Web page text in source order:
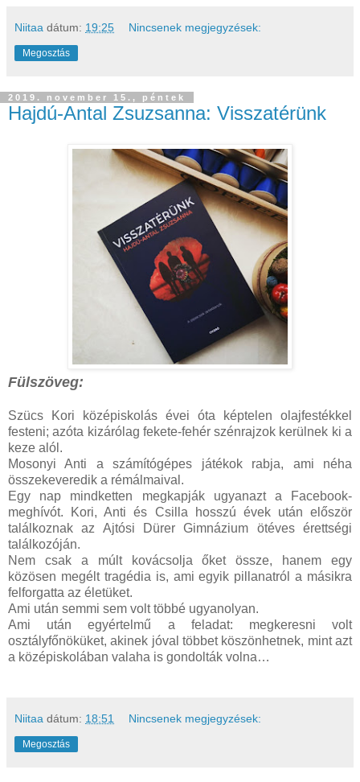
Niitaa dátum: 19:25 Nincsenek megjegyzések:
Megosztás
2019. november 15., péntek
Hajdú-Antal Zsuzsanna: Visszatérünk
Fülszöveg:
Szücs Kori középiskolás évei óta képtelen olajfestékkel
festeni; azóta kizárólag fekete-fehér szénrajzok kerülnek ki a
keze alól.
Mosonyi Anti a számítógépes játékok rabja, ami néha
összekeveredik a rémálmaival.
Egy nap mindketten megkapják ugyanazt a Facebook-
meghívót. Kori, Anti és Csilla hosszú évek után először
találkoznak az Ajtósi Dürer Gimnázium ötéves érettségi
találkozóján.
Nem csak a múlt kovácsolja őket össze, hanem egy
közösen megélt tragédia is, ami egyik pillanatról a másikra
felforgatta az életüket.
Ami után semmi sem volt többé ugyanolyan.
Ami után egyértelmű a feladat: megkeresni volt
osztályfőnöküket, akinek jóval többet köszönhetnek, mint azt
a középiskolában valaha is gondolták volna…
Niitaa dátum: 18:51 Nincsenek megjegyzések:
Megosztás